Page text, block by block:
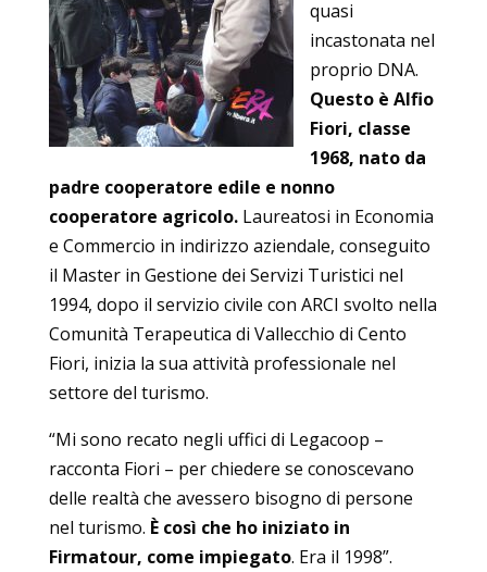
quasi
incastonata nel
proprio DNA.
Questo è Alfio
Fiori, classe
1968, nato da
padre cooperatore edile e nonno
cooperatore agricolo.Laureatosi in Economia
e Commercio in indirizzo aziendale, conseguito
il Master in Gestione dei Servizi Turistici nel
1994, dopo il servizio civile con ARCI svolto nella
Comunità Terapeutica di Vallecchio di Cento
Fiori, inizia la sua attività professionale nel
settore del turismo.
“Mi sono recato negli uffici di Legacoop –
racconta Fiori – per chiedere se conoscevano
delle realtà che avessero bisogno di persone
nel turismo. È così che ho iniziato in
Firmatour, come impiegato. Era il 1998”.